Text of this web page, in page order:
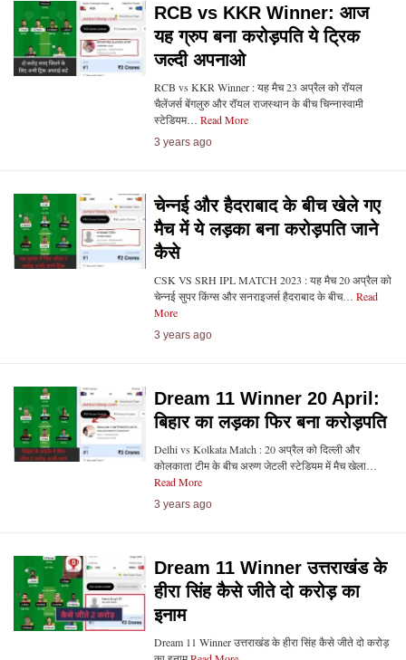
RCB vs KKR Winner: आज
यह ग्रुप बना करोड़पति ये ट्रिक
जल्दी अपनाओ
RCB vs KKR Winner : यह मैच 23 अप्रैल को रॉयल
चैलेंजर्स बेंगलुरु और रॉयल राजस्थान के बीच चिन्नास्वामी
स्टेडियम… Read More
3 years ago
चेन्नई और हैदराबाद के बीच खेले गए
मैच में ये लड़का बना करोड़पति जाने
कैसे
CSK VS SRH IPL MATCH 2023 : यह मैच 20 अप्रैल को
चेन्नई सुपर किंग्स और सनराइजर्स हैदराबाद के बीच… Read
More
3 years ago
Dream 11 Winner 20 April:
बिहार का लड़का फिर बना करोड़पति
Delhi vs Kolkata Match : 20 अप्रैल को दिल्ली और
कोलकाता टीम के बीच अरुण जेटली स्टेडियम में मैच खेला…
Read More
3 years ago
Dream 11 Winner उत्तराखंड के
हीरा सिंह कैसे जीते दो करोड़ का
इनाम
Dream 11 Winner उत्तराखंड के हीरा सिंह कैसे जीते दो करोड़